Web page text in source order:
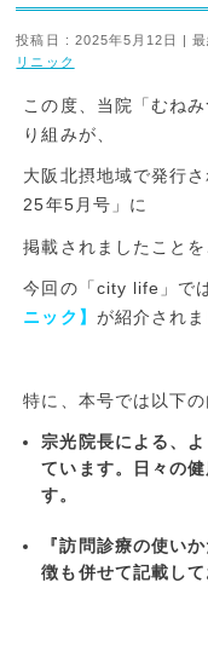
投稿日 : 2025年5月12日
リニック
この度、当院「むね
り組みが、
大阪北摂地域で発行
25年5月号」に
掲載されましたことを
今回の「city life」では
ニック】 が紹介されま
特に、本号では以下
宗光院長による、
ています。日々の
す。
『訪問診療の使い
徴も併せて記載して